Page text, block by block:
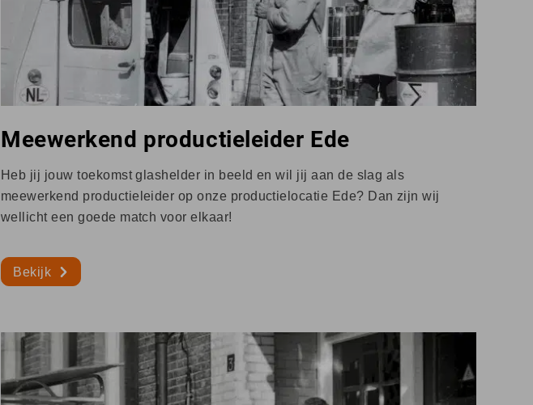
Meewerkend productieleider Ede
Heb jij jouw toekomst glashelder in beeld en wil jij aan de slag als
meewerkend productieleider op onze productielocatie Ede? Dan zijn wij
wellicht een goede match voor elkaar!
Bekijk